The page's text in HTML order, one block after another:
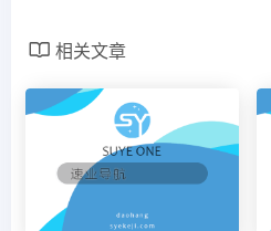
相关文章